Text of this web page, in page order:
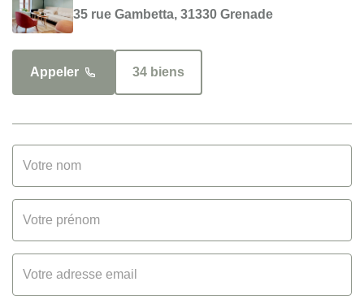
35 rue Gambetta, 31330 Grenade
Appeler 34 biens